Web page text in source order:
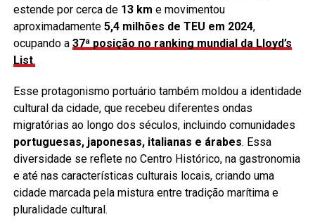
estende por cerca de 13 km e movimentou
aproximadamente 5,4 milhões de TEU em 2024,
ocupando a 37ª posição no ranking mundial da Lloyd’s
List.
Esse protagonismo portuário também moldou a identidade
cultural da cidade, que recebeu diferentes ondas
migratórias ao longo dos séculos, incluindo comunidades
portuguesas, japonesas, italianas e árabes. Essa
diversidade se reflete no Centro Histórico, na gastronomia
e até nas características culturais locais, criando uma
cidade marcada pela mistura entre tradição marítima e
pluralidade cultural.